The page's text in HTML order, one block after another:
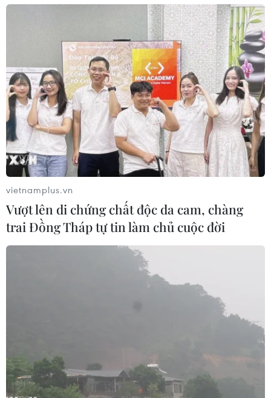
vietnamplus.vn
Vượt lên di chứng chất độc da cam, chàng
trai Đồng Tháp tự tin làm chủ cuộc đời